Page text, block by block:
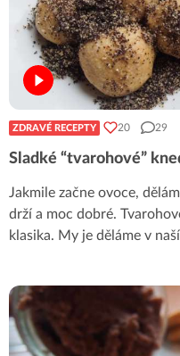
ZDRAVÉ RECEPTY 20 29
Sladké “tvarohové”
Jakmile začne ovoce,
drží a moc dobré.
klasika. My je děláme v